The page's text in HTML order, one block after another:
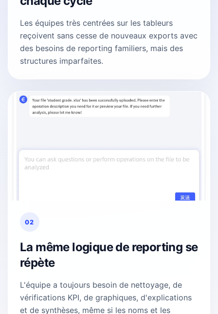
Les équipes très centrées sur les tableurs
reçoivent sans cesse de nouveaux exports avec
des besoins de reporting familiers, mais des
structures imparfaites.
02
La même logique de reporting se
répète
L'équipe a toujours besoin de nettoyage, de
vérifications KPI, de graphiques, d'explications
et de synthèses, même si les noms et les